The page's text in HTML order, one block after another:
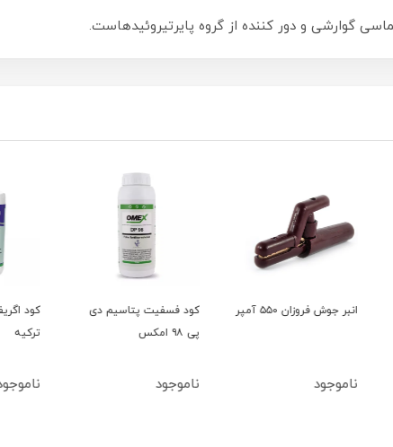
گوارشی و دور کننده از گروه پایرتیروئیدهاست.
کود فسفیت پتاسیم دی
ناموجود
کود اگریفوس اگریکم
ترکیه
ناموجود
کود
پریمیوم